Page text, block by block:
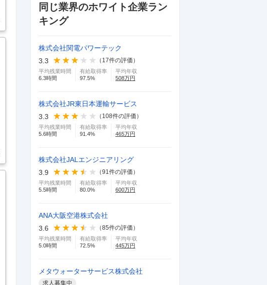
同じ業界のホワイト企業ラン
キング
株式会社関電パワーテック
3.3
（ 17件の評価）
平均残業時間
6.3時間
有給取得率
97.5%
平均年収
508万円
株式会社JR東日本運輸サービス
3.3
（ 108件の評価）
平均残業時間
5.6時間
有給取得率
91.4%
平均年収
465万円
株式会社JALエンジニアリング
3.9
（91件の評価）
平均残業時間
5.5時間
有給取得率
80.0%
平均年収
600万円
ANA大阪空港株式会社
3.6
（85件の評価）
平均残業時間
5.0時間
有給取得率
72.5%
平均年収
445万円
メタウォーターサービス株式会社
求人募集中